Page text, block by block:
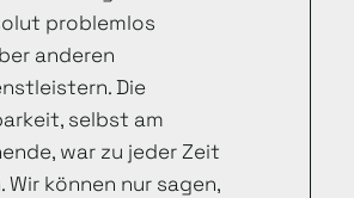
problemlos
anderen
Die
selbst am
war zu jeder Zeit
Wir können nur sagen,